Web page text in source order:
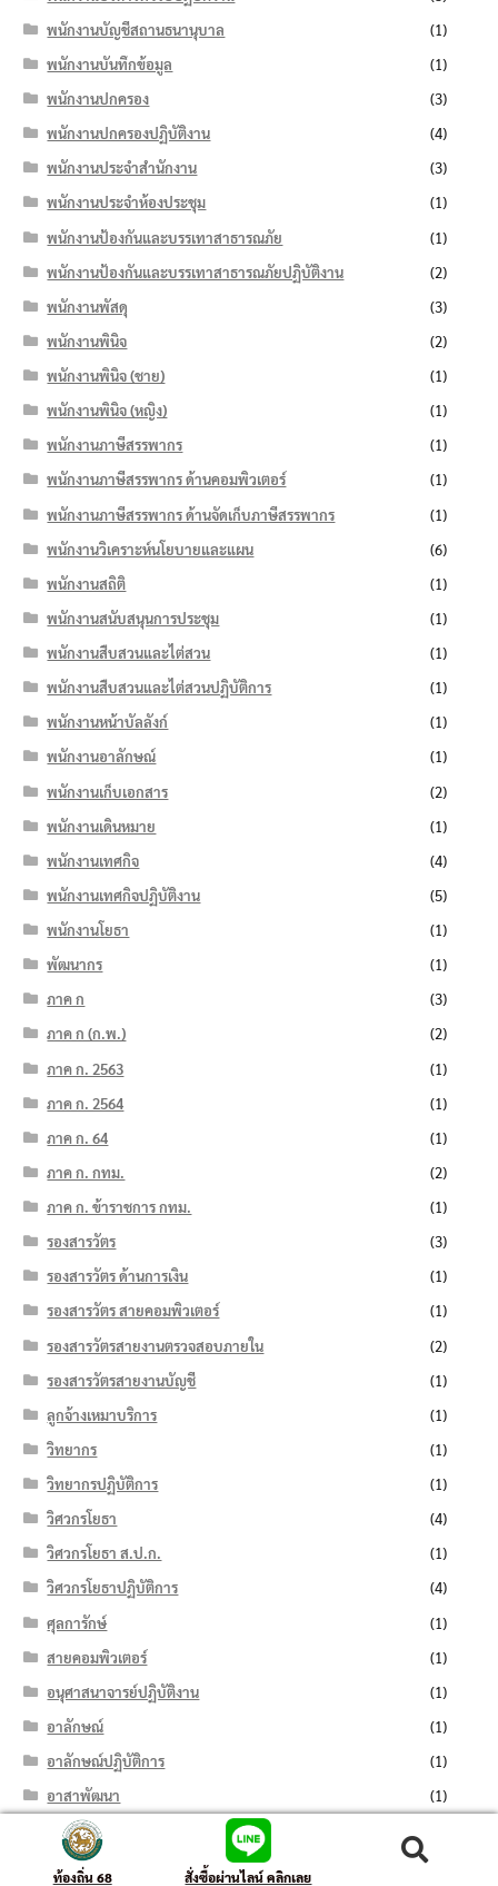
พนักงานบัญชีสถานธนานุบาล
(1)
พนักงานบันทึกข้อมูล
(1)
พนักงานปกครอง
(3)
พนักงานปกครองปฏิบัติงาน
(4)
พนักงานประจำสำนักงาน
(3)
พนักงานประจำห้องประชุม
(1)
พนักงานป้องกันและบรรเทาสาธารณภัย
(1)
พนักงานป้องกันและบรรเทาสาธารณภัยปฏิบัติงาน
(2)
พนักงานพัสดุ
(3)
พนักงานพินิจ
(2)
พนักงานพินิจ (ชาย)
(1)
พนักงานพินิจ (หญิง)
(1)
พนักงานภาษีสรรพากร
(1)
พนักงานภาษีสรรพากร ด้านคอมพิวเตอร์
(1)
พนักงานภาษีสรรพากร ด้านจัดเก็บภาษีสรรพากร
(1)
พนักงานวิเคราะห์นโยบายและแผน
(6)
พนักงานสถิติ
(1)
พนักงานสนับสนุนการประชุม
(1)
พนักงานสืบสวนและไต่สวน
(1)
พนักงานสืบสวนและไต่สวนปฏิบัติการ
(1)
พนักงานหน้าบัลลังก์
(1)
พนักงานอาลักษณ์
(1)
พนักงานเก็บเอกสาร
(2)
พนักงานเดินหมาย
(1)
พนักงานเทศกิจ
(4)
พนักงานเทศกิจปฏิบัติงาน
(5)
พนักงานโยธา
(1)
พัฒนากร
(1)
ภาค ก
(3)
ภาค ก (ก.พ.)
(2)
ภาค ก. 2563
(1)
ภาค ก. 2564
(1)
ภาค ก. 64
(1)
ภาค ก. กทม.
(2)
ภาค ก. ข้าราชการ กทม.
(1)
รองสารวัตร
(3)
รองสารวัตร ด้านการเงิน
(1)
รองสารวัตร สายคอมพิวเตอร์
(1)
รองสารวัตรสายงานตรวจสอบภายใน
(2)
รองสารวัตรสายงานบัญชี
(1)
ลูกจ้างเหมาบริการ
(1)
วิทยากร
(1)
วิทยากรปฏิบัติการ
(1)
วิศวกรโยธา
(4)
วิศวกรโยธา ส.ป.ก.
(1)
วิศวกรโยธาปฏิบัติการ
(4)
ศุลการักษ์
(1)
สายคอมพิวเตอร์
(1)
อนุศาสนาจารย์ปฏิบัติงาน
(1)
อาลักษณ์
(1)
อาลักษณ์ปฏิบัติการ
(1)
อาสาพัฒนา
(1)
เจ้าพนักงานการคลัง
เจ้าพนักงานการคลังปฏิบัติงาน
ท้องถิ่น 68 สั่งซื้อผ่านไลน์ คลิกเลย